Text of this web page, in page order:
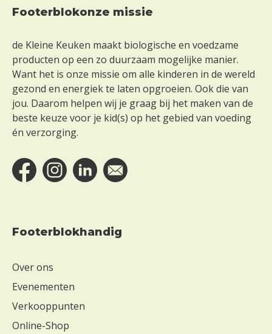
Footer
Footerblokonze missie
de Kleine Keuken maakt biologische en voedzame
producten op een zo duurzaam mogelijke manier.
Want het is onze missie om alle kinderen in de wereld
gezond en energiek te laten opgroeien. Ook die van
jou. Daarom helpen wij je graag bij het maken van de
beste keuze voor je kid(s) op het gebied van voeding
én verzorging.
Footerblokhandig
Over ons
Evenementen
Verkooppunten
Online-Shop